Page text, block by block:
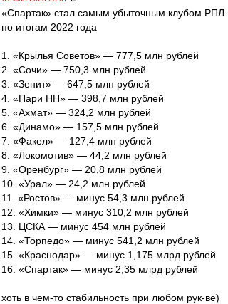
«Спартак» стал самым убыточным клубом РПЛ
по итогам 2022 года
1. «Крылья Советов» — 777,5 млн рублей
2. «Сочи» — 750,3 млн рублей
3. «Зенит» — 647,5 млн рублей
4. «Пари НН» — 398,7 млн рублей
5. «Ахмат» — 324,2 млн рублей
6. «Динамо» — 157,5 млн рублей
7. «Факел» — 127,4 млн рублей
8. «Локомотив» — 44,2 млн рублей
9. «Оренбург» — 20,8 млн рублей
10. «Урал» — 24,2 млн рублей
11. «Ростов» — минус 54,3 млн рублей
12. «Химки» — минус 310,2 млн рублей
13. ЦСКА — минус 454 млн рублей
14. «Торпедо» — минус 541,2 млн рублей
15. «Краснодар» — минус 1,175 млрд рублей
16. «Спартак» — минус 2,35 млрд рублей
хоть в чем-то стабильность при любом рук-ве)